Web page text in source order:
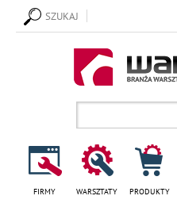
SZUKAJ
FIRMY WARSZTATY PRODUKTY